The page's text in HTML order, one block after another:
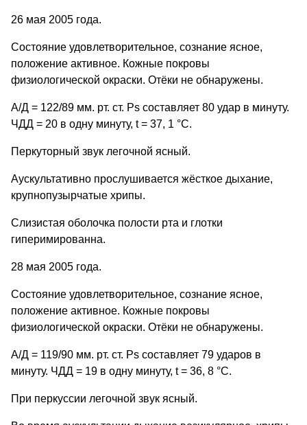
26 мая 2005 года.
Состояние удовлетворительное, сознание ясное,
положение активное. Кожные покровы
физиологической окраски. Отёки не обнаружены.
А/Д = 122/89 мм. рт. ст. Рs составляет 80 удар в минуту.
ЧДД = 20 в одну минуту, t = 37, 1 °С.
Перкуторный звук легочной ясный.
Аускультативно прослушивается жёсткое дыхание,
крупнопузырчатые хрипы.
Слизистая оболочка полости рта и глотки
гиперимированна.
28 мая 2005 года.
Состояние удовлетворительное, сознание ясное,
положение активное. Кожные покровы
физиологической окраски. Отёки не обнаружены.
А/Д = 119/90 мм. рт. ст. Рs составляет 79 ударов в
минуту. ЧДД = 19 в одну минуту, t = 36, 8 °С.
При перкуссии легочной звук ясный.